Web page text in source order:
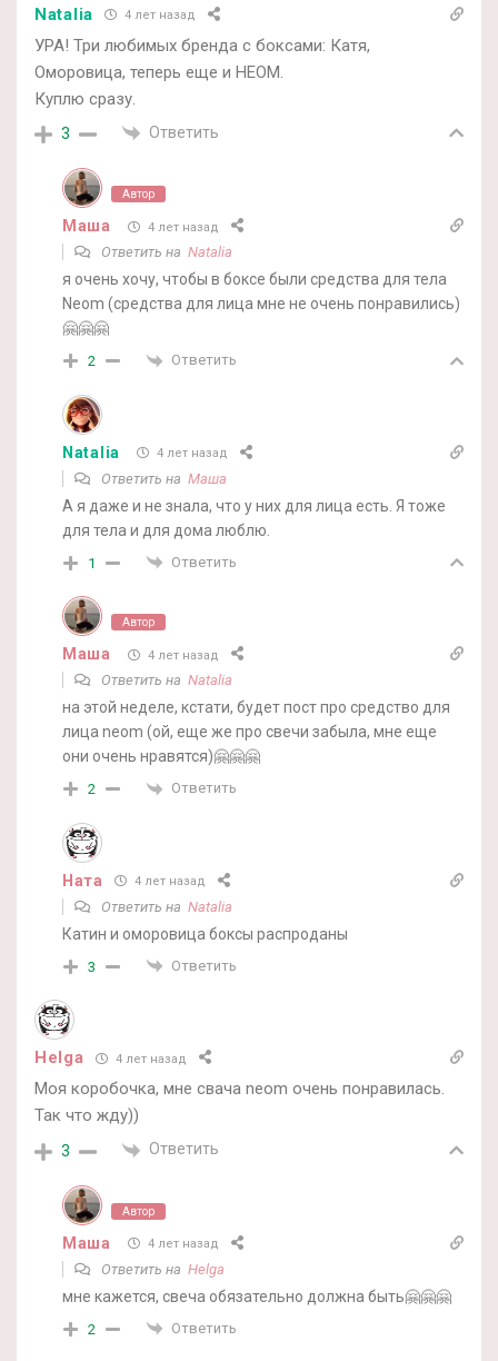
Natalia 4 лет назад
УРА! Три любимых бренда с боксами: Катя,
Оморовица, теперь еще и НЕОМ.
Куплю сразу.
3 Ответить
Автор
Маша 4 лет назад
Ответить на Natalia
я очень хочу, чтобы в боксе были средства для тела
Neom (средства для лица мне не очень понравились)
🤗🤗🤗
2 Ответить
Natalia 4 лет назад
Ответить на Маша
А я даже и не знала, что у них для лица есть. Я тоже
для тела и для дома люблю.
1 Ответить
Автор
Маша 4 лет назад
Ответить на Natalia
на этой неделе, кстати, будет пост про средство для
лица neom (ой, еще же про свечи забыла, мне еще
они очень нравятся)🤗🤗🤗
2 Ответить
Ната 4 лет назад
Ответить на Natalia
Катин и оморовица боксы распроданы
3 Ответить
Helga 4 лет назад
Моя коробочка, мне свача neom очень понравилась.
Так что жду))
3 Ответить
Автор
Маша 4 лет назад
Ответить на Helga
мне кажется, свеча обязательно должна быть🤗🤗🤗
2 Ответить